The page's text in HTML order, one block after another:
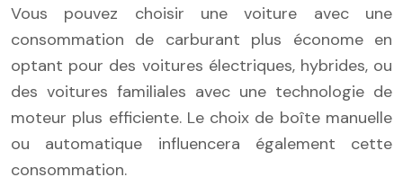
Vous pouvez choisir une voiture avec une
consommation de carburant plus économe en
optant pour des voitures électriques, hybrides, ou
des voitures familiales avec une technologie de
moteur plus efficiente. Le choix de boîte manuelle
ou automatique influencera également cette
consommation.